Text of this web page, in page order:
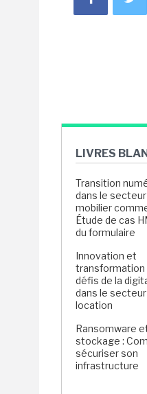
LIVRES
Transition
dans le secteur
mobilier
Étude de cas
du formulaire
Innovation et
transformation
défis de la
dans le secteur
location
Ransomware
stockage :
sécuriser son
infrastructure